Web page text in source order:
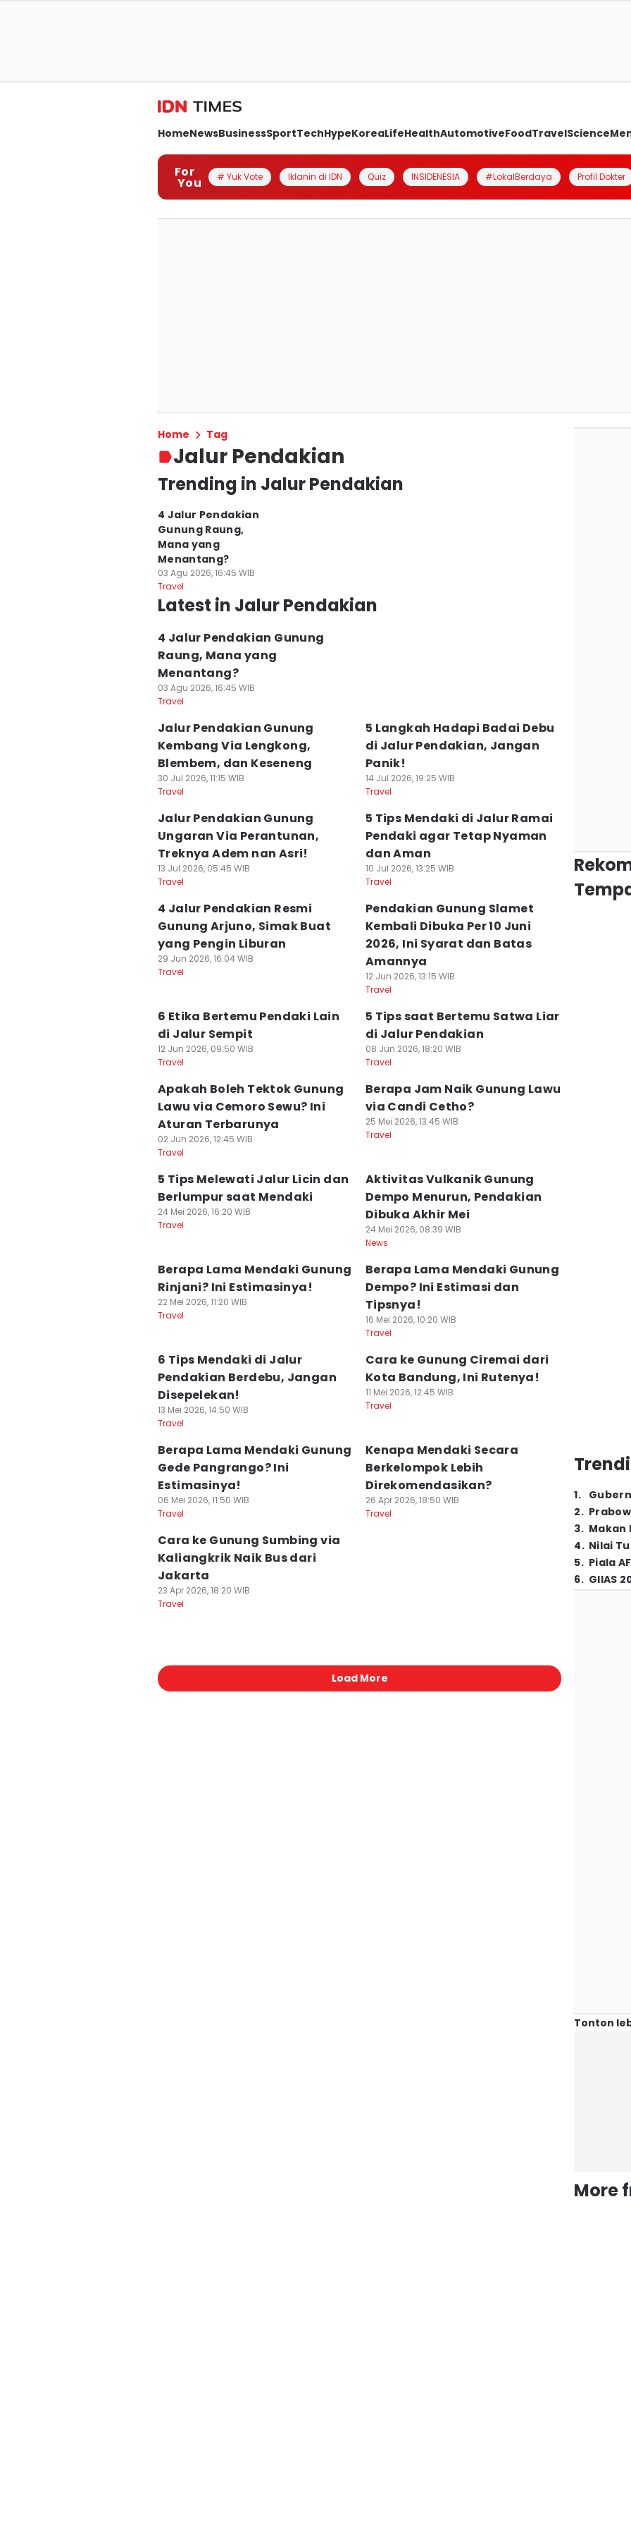
HomeNewsBusinessSportTechHypeKoreaLifeHealthAutomotiveFoodTravelScience
For
You # Yuk Vote Iklanin di IDN Quiz INSIDENESIA #LokalBerdaya Profil Dokter
Home Tag
Jalur Pendakian
Trending in Jalur Pendakian
4 Jalur Pendakian
Gunung Raung,
Mana yang
Menantang?
03 Agu 2026, 16:45 WIB
Travel
Latest in Jalur Pendakian
4 Jalur Pendakian Gunung
Raung, Mana yang
Menantang?
03 Agu 2026, 16:45 WIB
Travel
Jalur Pendakian Gunung
Kembang Via Lengkong,
Blembem, dan Keseneng
30 Jul 2026, 11:15 WIB
Travel
5 Langkah Hadapi Badai Debu
di Jalur Pendakian, Jangan
Panik!
14 Jul 2026, 19:25 WIB
Travel
Jalur Pendakian Gunung
Ungaran Via Perantunan,
Treknya Adem nan Asri!
13 Jul 2026, 05:45 WIB
Travel
5 Tips Mendaki di Jalur Ramai
Pendaki agar Tetap Nyaman
dan Aman
10 Jul 2026, 13:25 WIB
Travel
4 Jalur Pendakian Resmi
Gunung Arjuno, Simak Buat
yang Pengin Liburan
29 Jun 2026, 16:04 WIB
Travel
Pendakian Gunung Slamet
Kembali Dibuka Per 10 Juni
2026, Ini Syarat dan Batas
Amannya
12 Jun 2026, 13:15 WIB
Travel
6 Etika Bertemu Pendaki Lain
di Jalur Sempit
12 Jun 2026, 09:50 WIB
Travel
5 Tips saat Bertemu Satwa Liar
di Jalur Pendakian
08 Jun 2026, 18:20 WIB
Travel
Apakah Boleh Tektok Gunung
Lawu via Cemoro Sewu? Ini
Aturan Terbarunya
02 Jun 2026, 12:45 WIB
Travel
Berapa Jam Naik Gunung Lawu
via Candi Cetho?
25 Mei 2026, 13:45 WIB
Travel
5 Tips Melewati Jalur Licin dan
Berlumpur saat Mendaki
24 Mei 2026, 16:20 WIB
Travel
Aktivitas Vulkanik Gunung
Dempo Menurun, Pendakian
Dibuka Akhir Mei
24 Mei 2026, 08:39 WIB
News
Berapa Lama Mendaki Gunung
Rinjani? Ini Estimasinya!
22 Mei 2026, 11:20 WIB
Travel
Berapa Lama Mendaki Gunung
Dempo? Ini Estimasi dan
Tipsnya!
16 Mei 2026, 10:20 WIB
Travel
6 Tips Mendaki di Jalur
Pendakian Berdebu, Jangan
Disepelekan!
13 Mei 2026, 14:50 WIB
Travel
Cara ke Gunung Ciremai dari
Kota Bandung, Ini Rutenya!
11 Mei 2026, 12:45 WIB
Travel
Berapa Lama Mendaki Gunung
Gede Pangrango? Ini
Estimasinya!
06 Mei 2026, 11:50 WIB
Travel
Kenapa Mendaki Secara
Berkelompok Lebih
Direkomendasikan?
26 Apr 2026, 18:50 WIB
Travel
Cara ke Gunung Sumbing via
Kaliangkrik Naik Bus dari
Jakarta
23 Apr 2026, 18:20 WIB
Travel
Load More
1.
2.
3. Makan
4. Nilai
5. Piala
6. GIIAS
Tonton
More